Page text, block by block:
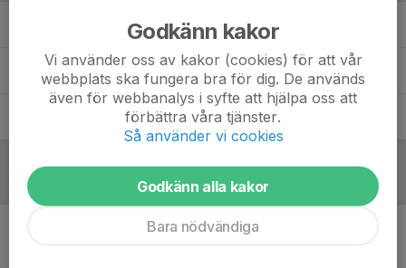
Christer BengtssonLagledare
Marie Arvidsson Fystränare
Sebastian LundbäckHuvudtränare
Referat
Godkänn kakor
Vi använder oss av kakor (cookies) för att vår
webbplats ska fungera bra för dig. De används
även för webbanalys i syfte att hjälpa oss att
förbättra våra tjänster.
Så använder vi cookies
Godkänn alla kakor
Bara nödvändiga